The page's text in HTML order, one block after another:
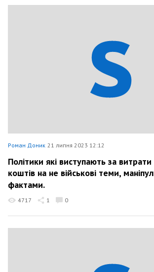
Роман Доник 21 липня 2023 12:12
Політики які виступають за
коштів на не військові теми,
фактами.
4717 1 0